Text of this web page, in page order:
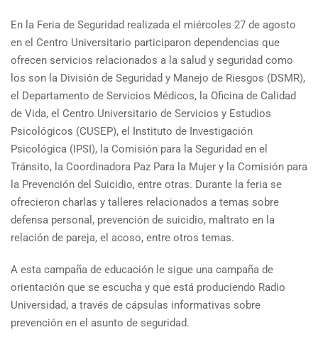
En la Feria de Seguridad realizada el miércoles 27 de agosto
en el Centro Universitario participaron dependencias que
ofrecen servicios relacionados a la salud y seguridad como
los son la División de Seguridad y Manejo de Riesgos (DSMR),
el Departamento de Servicios Médicos, la Oficina de Calidad
de Vida, el Centro Universitario de Servicios y Estudios
Psicológicos (CUSEP), el Instituto de Investigación
Psicológica (IPSI), la Comisión para la Seguridad en el
Tránsito, la Coordinadora Paz Para la Mujer y la Comisión para
la Prevención del Suicidio, entre otras. Durante la feria se
ofrecieron charlas y talleres relacionados a temas sobre
defensa personal, prevención de suicidio, maltrato en la
relación de pareja, el acoso, entre otros temas.
A esta campaña de educación le sigue una campaña de
orientación que se escucha y que está produciendo Radio
Universidad, a través de cápsulas informativas sobre
prevención en el asunto de seguridad.